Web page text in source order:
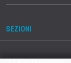
SEZIONI